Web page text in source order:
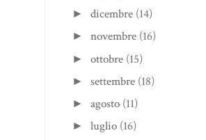
►dicembre (14)
►novembre (16)
►ottobre (15)
►settembre (18)
►agosto (11)
►luglio (16)